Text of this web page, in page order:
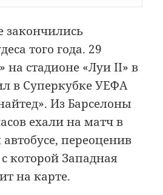
закончились
того года. 29
на стадионе «Луи II» в
в Суперкубке УЕФА
Из Барселоны
ехали на матч в
переоценив
которой Западная
на карте.